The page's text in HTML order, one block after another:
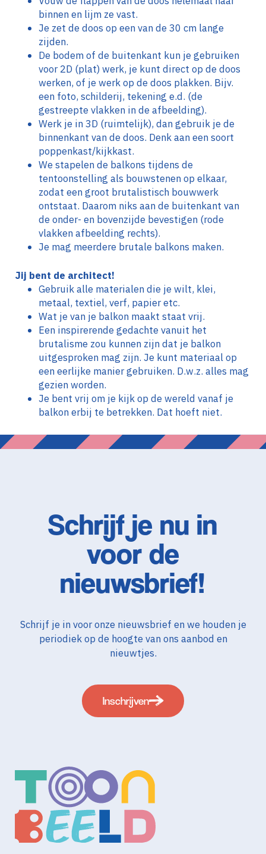
binnen en lijm ze vast.
Je zet de doos op een van de 30 cm lange
zijden.
De bodem of de buitenkant kun je gebruiken
voor 2D (plat) werk, je kunt direct op de doos
werken, of je werk op de doos plakken. Bijv.
een foto, schilderij, tekening e.d. (de
gestreepte vlakken in de afbeelding).
Werk je in 3D (ruimtelijk), dan gebruik je de
binnenkant van de doos. Denk aan een soort
poppenkast/kijkkast.
We stapelen de balkons tijdens de
tentoonstelling als bouwstenen op elkaar,
zodat een groot brutalistisch bouwwerk
ontstaat. Daarom niks aan de buitenkant van
de onder- en bovenzijde bevestigen (rode
vlakken afbeelding rechts).
Je mag meerdere brutale balkons maken.
Jij bent de architect!
Gebruik alle materialen die je wilt, klei,
metaal, textiel, verf, papier etc.
Wat je van je balkon maakt staat vrij.
Een inspirerende gedachte vanuit het
brutalisme zou kunnen zijn dat je balkon
uitgesproken mag zijn. Je kunt materiaal op
een eerlijke manier gebruiken. D.w.z. alles mag
gezien worden.
Je bent vrij om je kijk op de wereld vanaf je
balkon erbij te betrekken. Dat hoeft niet.
Schrijf je nu in
voor de
nieuwsbrief!
Schrijf je in voor onze nieuwsbrief en we houden je
periodiek op de hoogte van ons aanbod en
nieuwtjes.
Inschrijven